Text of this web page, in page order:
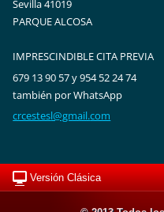
Sevilla 41019
PARQUE ALCOSA
IMPRESCINDIBLE CITA PREVIA
679 13 90 57 y 954 52 24 74
también por WhatsApp
crcestesl@gmail.com
Versión Clásica